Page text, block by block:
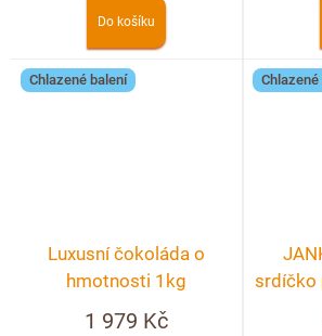
Do košíku
Chlazené balení
Luxusní čokoláda o
hmotnosti 1kg
1 979 Kč
Chlazené
srdíčko